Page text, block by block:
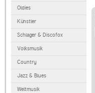
Oldies
Künstler
Schlager & Discofox
Volksmusik
Country
Jazz & Blues
Weltmusik